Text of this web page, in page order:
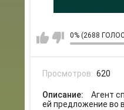
0% (2688
Просмотров: 620
Описание:
Агент
ей предложение во